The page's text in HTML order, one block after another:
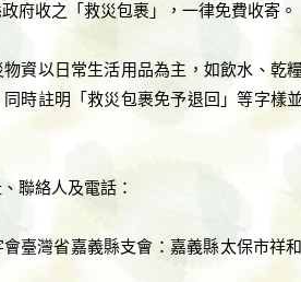
府收之「救災包裹」，一律免費收寄。
資以日常生活用品為主，如飲水、乾
時註明「救災包裹免予退回」等字樣
聯絡人及電話：
臺灣省嘉義縣支會：嘉義縣太保市祥